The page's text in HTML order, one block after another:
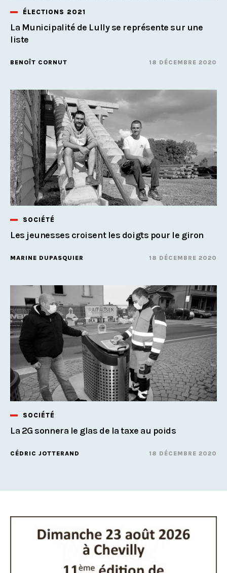
ÉLECTIONS 2021
La Municipalité de Lully se représente sur une
liste
BENOÎT CORNUT 18 DÉCEMBRE 2020
SOCIÉTÉ
Les jeunesses croisent les doigts pour le giron
MARINE DUPASQUIER 18 DÉCEMBRE 2020
SOCIÉTÉ
La 2G sonnera le glas de la taxe au poids
CÉDRIC JOTTERAND 18 DÉCEMBRE 2020